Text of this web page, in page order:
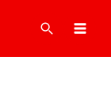
Suche